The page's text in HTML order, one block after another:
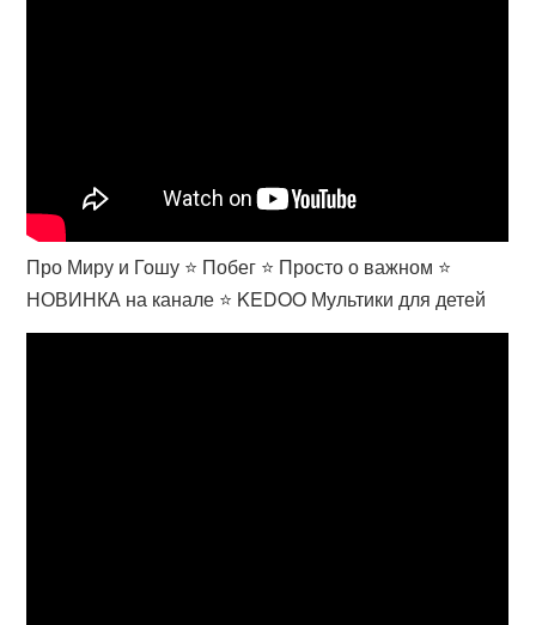
Про Миру и Гошу ⭐ Побег ⭐ Просто о важном ⭐
НОВИНКА на канале ⭐ KEDOO Мультики для детей